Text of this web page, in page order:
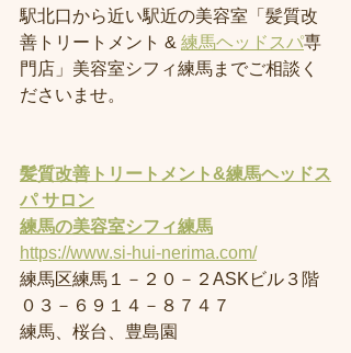
駅北口から近い駅近の美容室「髪質改
善トリートメント & 練馬ヘッドスパ専
門店」美容室シフィ練馬までご相談く
ださいませ。
髪質改善トリートメント&練馬ヘッドス
パ サロン
練馬の美容室シフィ練馬
https://www.si-hui-nerima.com/
練馬区練馬１－２０－２ASKビル３階
０３－６９１４－８７４７
練馬、桜台、豊島園